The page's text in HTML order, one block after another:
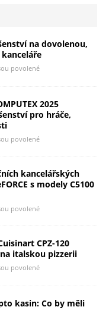
na dovolenou,
povolené
2025
pro hráče,
povolené
kancelářských
s modely C5100
povolené
CPZ-120
italskou pizzerii
povolené
kasin: Co by měli